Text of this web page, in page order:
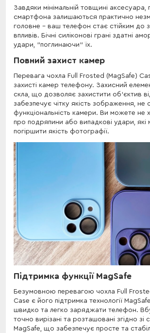
Завдяки мінімальній товщині аксесуара,
смартфона залишаються практично
головне - ваш телефон стає стійким до
впливів. Бічні силіконові грані здатні
удари, "поглинаючи" їх.
Повний захист камер
Перевага чохла Full Frosted (MagSafe)
захисті камер телефону. Захисний
скла, що дозволяє захистити об'єктив
забезпечує чітку якість зображення,
функціональність камери. Ви можете не
про подряпини або випадкові удари, які
погіршити якість фотографії.
Підтримка функції MagSafe
Безумовною перевагою чохла Full
Case є його підтримка технології
швидко та легко заряджати телефон.
точно вирізані та розташовані згідно зі
MagSafe, що забезпечує просте та